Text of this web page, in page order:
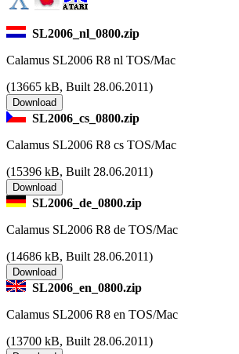
SL2006_nl_0800.zip
Calamus SL2006 R8 nl TOS/Mac
(13665 kB, Built 28.06.2011)
SL2006_cs_0800.zip
Calamus SL2006 R8 cs TOS/Mac
(15396 kB, Built 28.06.2011)
SL2006_de_0800.zip
Calamus SL2006 R8 de TOS/Mac
(14686 kB, Built 28.06.2011)
SL2006_en_0800.zip
Calamus SL2006 R8 en TOS/Mac
(13700 kB, Built 28.06.2011)